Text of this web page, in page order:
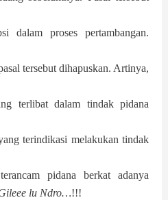
dalam proses pertambangan.
tersebut dihapuskan. Artinya,
terlibat dalam tindak pidana
terindikasi melakukan tindak
pidana berkat adanya
lu Ndro…!!!